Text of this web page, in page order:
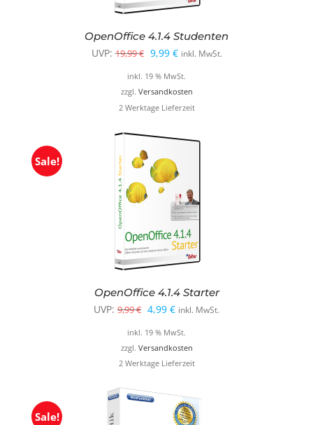
OpenOffice 4.1.4 Studenten
UVP: 19,99€ Ursprünglicher
Preis
war:
19,99 €
9,99 €Aktueller
Preis
ist:
9,99 €.
inkl. MwSt.
inkl. 19 % MwSt.
zzgl. Versandkosten
2 Werktage Lieferzeit
Sale!
OpenOffice 4.1.4 Starter
UVP: 9,99€ Ursprünglicher
Preis
war:
9,99 €
4,99 €Aktueller
Preis
ist:
4,99 €.
inkl. MwSt.
inkl. 19 % MwSt.
zzgl. Versandkosten
2 Werktage Lieferzeit
Sale!